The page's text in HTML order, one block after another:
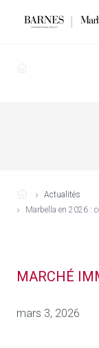
Actualités
Marbella en 2026 :
MARCHÉ
mars 3, 2026